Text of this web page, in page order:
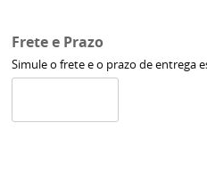
Frete e Prazo
Simule o frete e o prazo de entrega